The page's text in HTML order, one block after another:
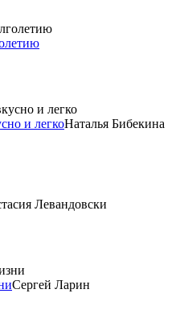
и легкоНаталья Бибекина
Левандовски
Сергей Ларин